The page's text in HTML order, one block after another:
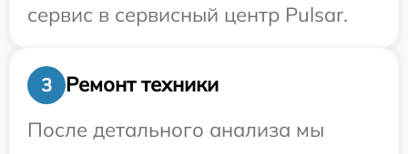
сервис в сервисный центр Pulsar.
3
Ремонт техники
После детального анализа мы